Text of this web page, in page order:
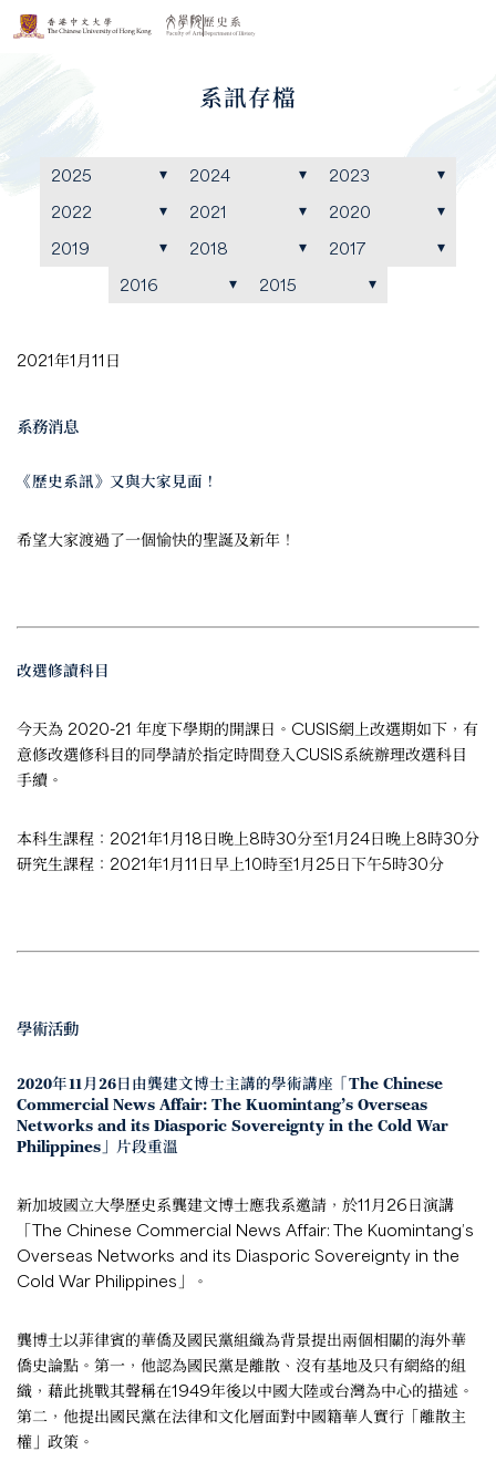
系訊存檔
2025 2024
2023
2022
2021
2020
2019
2018
2017
2016
2015
2021年1月11日
系務消息
《歷史系訊》又與大家見面！
希望大家渡過了一個愉快的聖誕及新年！
改選修讀科目
今天為 2020-21 年度下學期的開課日。CUSIS網上改選期如下，有
意修改選修科目的同學請於指定時間登入CUSIS系統辦理改選科目
手續。
本科生課程：2021年1月18日晚上8時30分至1月24日晚上8時30分
研究生課程：2021年1月11日早上10時至1月25日下午5時30分
學術活動
2020年11月26日由龔建文博士主講的學術講座「The Chinese
Commercial News Affair: The Kuomintang’s Overseas
Networks and its Diasporic Sovereignty in the Cold War
Philippines」片段重溫
新加坡國立大學歷史系龔建文博士應我系邀請，於11月26日演講
「The Chinese Commercial News Affair: The Kuomintang’s
Overseas Networks and its Diasporic Sovereignty in the
Cold War Philippines」。
龔博士以菲律賓的華僑及國民黨組織為背景提出兩個相關的海外華
僑史論點。第一，他認為國民黨是離散、沒有基地及只有網絡的組
織，藉此挑戰其聲稱在1949年後以中國大陸或台灣為中心的描述。
第二，他提出國民黨在法律和文化層面對中國籍華人實行「離散主
權」政策。